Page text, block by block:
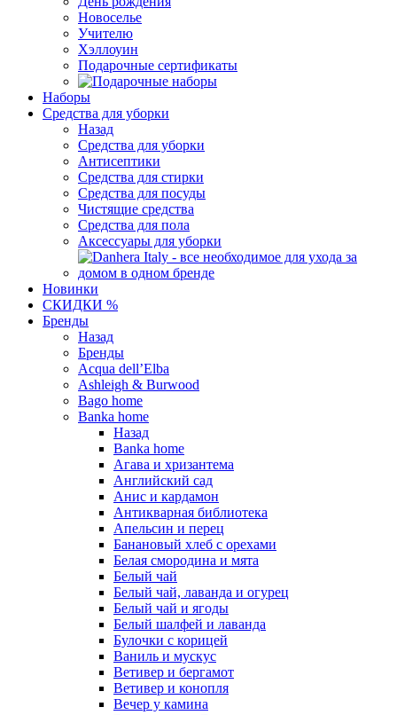
Новоселье
Учителю
Хэллоуин
Подарочные сертификаты
Наборы
Средства для уборки
Назад
Средства для уборки
Антисептики
Средства для стирки
Средства для посуды
Чистящие средства
Средства для пола
Аксессуары для уборки
Новинки
СКИДКИ %
Бренды
Назад
Бренды
Acqua dell’Elba
Ashleigh & Burwood
Bago home
Banka home
Назад
Banka home
Агава и хризантема
Английский сад
Анис и кардамон
Антикварная библиотека
Апельсин и перец
Банановый хлеб с орехами
Белая смородина и мята
Белый чай
Белый чай, лаванда и огурец
Белый чай и ягоды
Белый шалфей и лаванда
Булочки с корицей
Ваниль и мускус
Ветивер и бергамот
Ветивер и конопля
Вечер у камина